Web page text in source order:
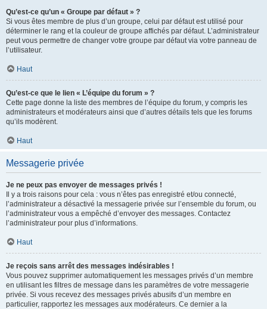
Qu’est-ce qu’un « Groupe par défaut » ?
Si vous êtes membre de plus d’un groupe, celui par défaut est utilisé pour
déterminer le rang et la couleur de groupe affichés par défaut. L’administrateur
peut vous permettre de changer votre groupe par défaut via votre panneau de
l’utilisateur.
Haut
Qu’est-ce que le lien « L’équipe du forum » ?
Cette page donne la liste des membres de l’équipe du forum, y compris les
administrateurs et modérateurs ainsi que d’autres détails tels que les forums
qu’ils modèrent.
Haut
Messagerie privée
Je ne peux pas envoyer de messages privés !
Il y a trois raisons pour cela : vous n’êtes pas enregistré et/ou connecté,
l’administrateur a désactivé la messagerie privée sur l’ensemble du forum, ou
l’administrateur vous a empêché d’envoyer des messages. Contactez
l’administrateur pour plus d’informations.
Haut
Je reçois sans arrêt des messages indésirables !
Vous pouvez supprimer automatiquement les messages privés d’un membre
en utilisant les filtres de message dans les paramètres de votre messagerie
privée. Si vous recevez des messages privés abusifs d’un membre en
particulier, rapportez les messages aux modérateurs. Ce dernier a la